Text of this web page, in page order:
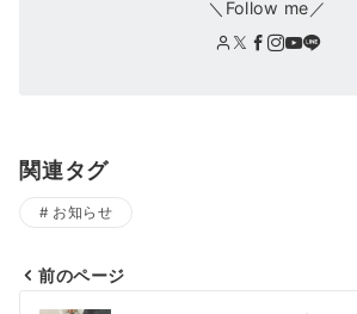
＼Follow me／
関連タグ
お知らせ
前のページ